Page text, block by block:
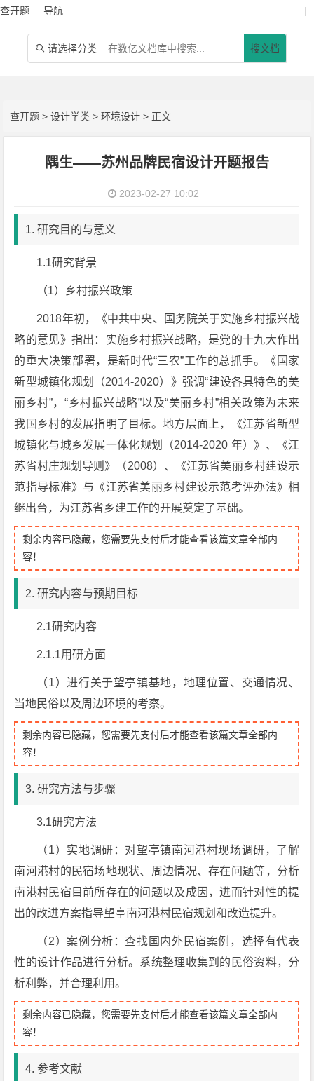
查开题 导航 |
 请选择分类 搜文档
查开题 >设计学类 >环境设计 > 正文
隅生——苏州品牌民宿设计开题报告
2023-02-27 10:02
1. 研究目的与意义
1.1研究背景
（1）乡村振兴政策
2018年初，《中共中央、国务院关于实施乡村振兴战
略的意见》指出：实施乡村振兴战略，是党的十九大作出
的重大决策部署，是新时代“三农”工作的总抓手。《国家
新型城镇化规划（2014-2020）》强调“建设各具特色的美
丽乡村”，“乡村振兴战略”以及“美丽乡村”相关政策为未来
我国乡村的发展指明了目标。地方层面上，《江苏省新型
城镇化与城乡发展一体化规划（2014-2020 年）》、《江
苏省村庄规划导则》（2008）、《江苏省美丽乡村建设示
范指导标准》与《江苏省美丽乡村建设示范考评办法》相
继出台，为江苏省乡建工作的开展奠定了基础。
剩余内容已隐藏，您需要先支付后才能查看该篇文章全部内
容！
2. 研究内容与预期目标
2.1研究内容
2.1.1用研方面
（1）进行关于望亭镇基地，地理位置、交通情况、
当地民俗以及周边环境的考察。
剩余内容已隐藏，您需要先支付后才能查看该篇文章全部内
容！
3. 研究方法与步骤
3.1研究方法
（1）实地调研：对望亭镇南河港村现场调研，了解
南河港村的民宿场地现状、周边情况、存在问题等，分析
南港村民宿目前所存在的问题以及成因，进而针对性的提
出的改进方案指导望亭南河港村民宿规划和改造提升。
（2）案例分析：查找国内外民宿案例，选择有代表
性的设计作品进行分析。系统整理收集到的民俗资料，分
析利弊，并合理利用。
剩余内容已隐藏，您需要先支付后才能查看该篇文章全部内
容！
4. 参考文献